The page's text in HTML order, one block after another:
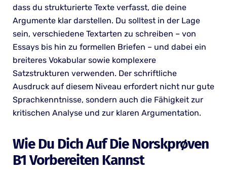
dass du strukturierte Texte verfasst, die deine
Argumente klar darstellen. Du solltest in der Lage
sein, verschiedene Textarten zu schreiben – von
Essays bis hin zu formellen Briefen – und dabei ein
breiteres Vokabular sowie komplexere
Satzstrukturen verwenden. Der schriftliche
Ausdruck auf diesem Niveau erfordert nicht nur gute
Sprachkenntnisse, sondern auch die Fähigkeit zur
kritischen Analyse und zur klaren Argumentation.
Wie Du Dich Auf Die Norskprøven
B1 Vorbereiten Kannst